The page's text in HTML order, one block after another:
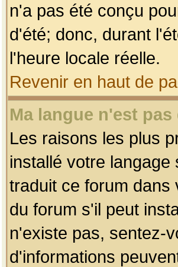
n'a pas été conçu
d'été; donc, durant
l'heure locale réelle.
Revenir en haut de
Ma langue n'est
Les raisons les plus
installé votre
traduit ce forum dans
du forum s'il peut
n'existe pas, sentez-
d'informations